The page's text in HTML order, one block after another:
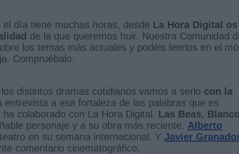
día tiene muchas horas, desde La Hora Digital os
de la que queremos huir. Nuestra Comunidad
los temas más actuales y podéis leerlos en el
Compruébalo.
distintos dramas cotidianos vamos a serlo con la
a esa fortaleza de las palabras que es
colaborado con La Hora Digital. Las Beas,
personaje y a su obra más reciente. Alberto
en su semana internacional. Y Javier
comentario cinematográfico.